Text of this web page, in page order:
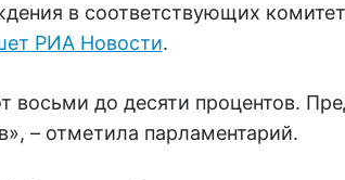
в соответствующих
РИА Новости.
восьми до десяти процентов.
– отметила парламентарий.